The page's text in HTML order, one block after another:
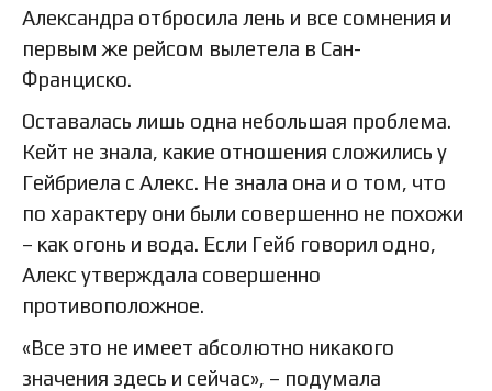
Александра отбросила лень и все сомнения и
первым же рейсом вылетела в Сан-
Франциско.
Оставалась лишь одна небольшая проблема.
Кейт не знала, какие отношения сложились у
Гейбриела с Алекс. Не знала она и о том, что
по характеру они были совершенно не похожи
– как огонь и вода. Если Гейб говорил одно,
Алекс утверждала совершенно
противоположное.
«Все это не имеет абсолютно никакого
значения здесь и сейчас», – подумала